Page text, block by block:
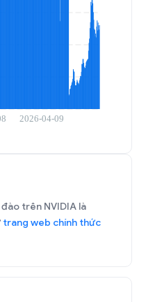
trên NVIDIA là
trang web chính thức